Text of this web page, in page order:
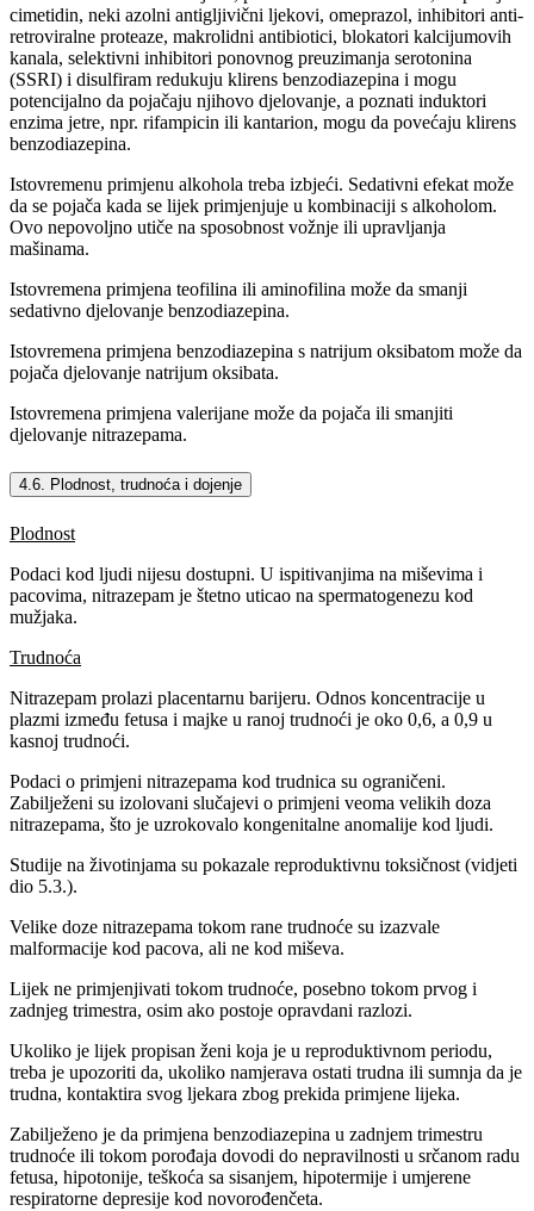
cimetidin, neki azolni antigljivični ljekovi, omeprazol, inhibitori anti-
retroviralne proteaze, makrolidni antibiotici, blokatori kalcijumovih
kanala, selektivni inhibitori ponovnog preuzimanja serotonina
(SSRI) i disulfiram redukuju klirens benzodiazepina i mogu
potencijalno da pojačaju njihovo djelovanje, a poznati induktori
enzima jetre, npr. rifampicin ili kantarion, mogu da povećaju klirens
benzodiazepina.
Istovremenu primjenu alkohola treba izbjeći. Sedativni efekat može
da se pojača kada se lijek primjenjuje u kombinaciji s alkoholom.
Ovo nepovoljno utiče na sposobnost vožnje ili upravljanja
mašinama.
Istovremena primjena teofilina ili aminofilina može da smanji
sedativno djelovanje benzodiazepina.
Istovremena primjena benzodiazepina s natrijum oksibatom može da
pojača djelovanje natrijum oksibata.
Istovremena primjena valerijane može da pojača ili smanjiti
djelovanje nitrazepama.
4.6. Plodnost, trudnoća i dojenje
Plodnost
Podaci kod ljudi nijesu dostupni. U ispitivanjima na miševima i
pacovima, nitrazepam je štetno uticao na spermatogenezu kod
mužjaka.
Trudnoća
Nitrazepam prolazi placentarnu barijeru. Odnos koncentracije u
plazmi između fetusa i majke u ranoj trudnoći je oko 0,6, a 0,9 u
kasnoj trudnoći.
Podaci o primjeni nitrazepama kod trudnica su ograničeni.
Zabilježeni su izolovani slučajevi o primjeni veoma velikih doza
nitrazepama, što je uzrokovalo kongenitalne anomalije kod ljudi.
Studije na životinjama su pokazale reproduktivnu toksičnost (vidjeti
dio 5.3.).
Velike doze nitrazepama tokom rane trudnoće su izazvale
malformacije kod pacova, ali ne kod miševa.
Lijek ne primjenjivati tokom trudnoće, posebno tokom prvog i
zadnjeg trimestra, osim ako postoje opravdani razlozi.
Ukoliko je lijek propisan ženi koja je u reproduktivnom periodu,
treba je upozoriti da, ukoliko namjerava ostati trudna ili sumnja da je
trudna, kontaktira svog ljekara zbog prekida primjene lijeka.
Zabilježeno je da primjena benzodiazepina u zadnjem trimestru
trudnoće ili tokom porođaja dovodi do nepravilnosti u srčanom radu
fetusa, hipotonije, teškoća sa sisanjem, hipotermije i umjerene
respiratorne depresije kod novorođenčeta.